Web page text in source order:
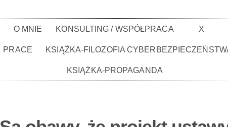
O MNIE KONSULTING / WSPÓŁPRACA X
PRACE KSIĄŻKA-FILOZOFIA
KSIĄŻKA-PROPAGANDA